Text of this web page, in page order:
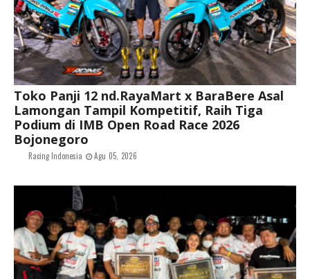
Toko Panji 12 nd.RayaMart x BaraBere Asal
Lamongan Tampil Kompetitif, Raih Tiga
Podium di IMB Open Road Race 2026
Bojonegoro
Racing Indonesia Agu 05, 2026